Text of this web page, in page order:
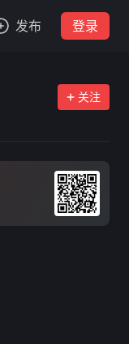
发布 登录
关注